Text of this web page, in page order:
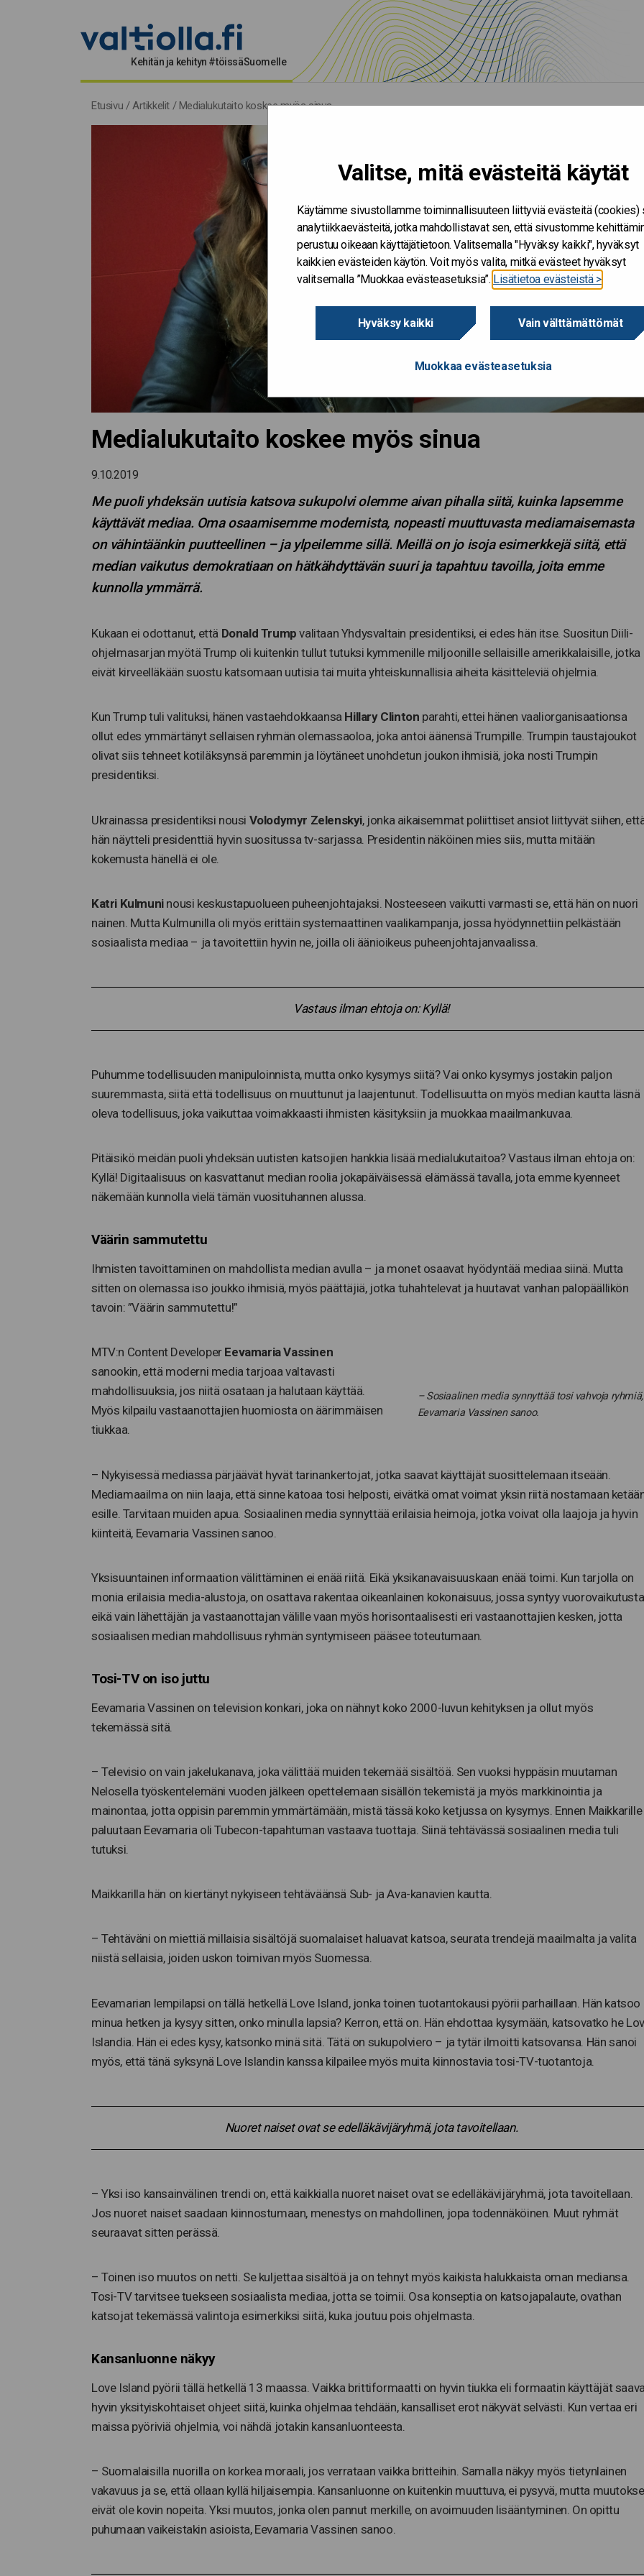
Valitse, mitä evästeitä käytät
Käytämme sivustollamme toiminnallisuuteen liittyviä evästeitä (cookies)
analytiikkaevästeitä, jotka mahdollistavat sen, että sivustomme
perustuu oikeaan käyttäjätietoon. Valitsemalla "Hyväksy kaikki", hyväksyt
kaikkien evästeiden käytön. Voit myös valita, mitkä evästeet hyväksyt
valitsemalla ”Muokkaa evästeasetuksia”. Lisätietoa evästeistä >
Hyväksy kaikki Vain välttämättömät
Muokkaa evästeasetuksia
Kehitän ja kehityn #töissäSuomelle
Etusivu /Artikkelit / Medialukutaito koskee myös sinua
Medialukutaito koskee myös sinua
9.10.2019
Me puoli yhdeksän uutisia katsova sukupolvi olemme aivan pihalla siitä, kuinka lapsemme
käyttävät mediaa. Oma osaamisemme modernista, nopeasti muuttuvasta mediamaisemasta
on vähintäänkin puutteellinen – ja ylpeilemme sillä. Meillä on jo isoja esimerkkejä siitä, että
median vaikutus demokratiaan on hätkähdyttävän suuri ja tapahtuu tavoilla, joita emme
kunnolla ymmärrä.
Kukaan ei odottanut, että Donald Trump valitaan Yhdysvaltain presidentiksi, ei edes hän itse. Suositun Diili-
ohjelmasarjan myötä Trump oli kuitenkin tullut tutuksi kymmenille miljoonille sellaisille amerikkalaisille, jotka
eivät kirveelläkään suostu katsomaan uutisia tai muita yhteiskunnallisia aiheita käsitteleviä ohjelmia.
Kun Trump tuli valituksi, hänen vastaehdokkaansaHillary Clinton parahti, ettei hänen vaaliorganisaationsa
ollut edes ymmärtänyt sellaisen ryhmän olemassaoloa, joka antoi äänensä Trumpille. Trumpin taustajoukot
olivat siis tehneet kotiläksynsä paremmin ja löytäneet unohdetun joukon ihmisiä, joka nosti Trumpin
presidentiksi.
Ukrainassa presidentiksi nousi Volodymyr Zelenskyi, jonka aikaisemmat poliittiset ansiot liittyvät siihen,
hän näytteli presidenttiä hyvin suositussa tv-sarjassa. Presidentin näköinen mies siis, mutta mitään
kokemusta hänellä ei ole.
Katri Kulmuninousi keskustapuolueen puheenjohtajaksi. Nosteeseen vaikutti varmasti se, että hän on nuori
nainen. Mutta Kulmunilla oli myös erittäin systemaattinen vaalikampanja, jossa hyödynnettiin pelkästään
sosiaalista mediaa – ja tavoitettiin hyvin ne, joilla oli äänioikeus puheenjohtajanvaalissa.
Vastaus ilman ehtoja on: Kyllä!
Puhumme todellisuuden manipuloinnista, mutta onko kysymys siitä? Vai onko kysymys jostakin paljon
suuremmasta, siitä että todellisuus on muuttunut ja laajentunut. Todellisuutta on myös median kautta läsnä
oleva todellisuus, joka vaikuttaa voimakkaasti ihmisten käsityksiin ja muokkaa maailmankuvaa.
Pitäisikö meidän puoli yhdeksän uutisten katsojien hankkia lisää medialukutaitoa? Vastaus ilman ehtoja on:
Kyllä! Digitaalisuus on kasvattanut median roolia jokapäiväisessä elämässä tavalla, jota emme kyenneet
näkemään kunnolla vielä tämän vuosituhannen alussa.
Väärin sammutettu
Ihmisten tavoittaminen on mahdollista median avulla – ja monet osaavat hyödyntää mediaa siinä. Mutta
sitten on olemassa iso joukko ihmisiä, myös päättäjiä, jotka tuhahtelevat ja huutavat vanhan palopäällikön
tavoin: ”Väärin sammutettu!”
– Sosiaalinen media synnyttää tosi vahvoja ryhmiä,
Eevamaria Vassinen sanoo.
MTV:n Content DeveloperEevamaria Vassinen
sanookin, että moderni media tarjoaa valtavasti
mahdollisuuksia, jos niitä osataan ja halutaan käyttää.
Myös kilpailu vastaanottajien huomiosta on äärimmäisen
tiukkaa.
– Nykyisessä mediassa pärjäävät hyvät tarinankertojat, jotka saavat käyttäjät suosittelemaan itseään.
Mediamaailma on niin laaja, että sinne katoaa tosi helposti, eivätkä omat voimat yksin riitä nostamaan
esille. Tarvitaan muiden apua. Sosiaalinen media synnyttää erilaisia heimoja, jotka voivat olla laajoja ja hyvin
kiinteitä, Eevamaria Vassinen sanoo.
Yksisuuntainen informaation välittäminen ei enää riitä. Eikä yksikanavaisuuskaan enää toimi. Kun tarjolla on
monia erilaisia media-alustoja, on osattava rakentaa oikeanlainen kokonaisuus, jossa syntyy
eikä vain lähettäjän ja vastaanottajan välille vaan myös horisontaalisesti eri vastaanottajien kesken, jotta
sosiaalisen median mahdollisuus ryhmän syntymiseen pääsee toteutumaan.
Tosi-TV on iso juttu
Eevamaria Vassinen on television konkari, joka on nähnyt koko 2000-luvun kehityksen ja ollut myös
tekemässä sitä.
– Televisio on vain jakelukanava, joka välittää muiden tekemää sisältöä. Sen vuoksi hyppäsin muutaman
Nelosella työskentelemäni vuoden jälkeen opettelemaan sisällön tekemistä ja myös markkinointia ja
mainontaa, jotta oppisin paremmin ymmärtämään, mistä tässä koko ketjussa on kysymys. Ennen Maikkarille
paluutaan Eevamaria oli Tubecon-tapahtuman vastaava tuottaja. Siinä tehtävässä sosiaalinen media tuli
tutuksi.
Maikkarilla hän on kiertänyt nykyiseen tehtäväänsä Sub- ja Ava-kanavien kautta.
– Tehtäväni on miettiä millaisia sisältöjä suomalaiset haluavat katsoa, seurata trendejä maailmalta ja valita
niistä sellaisia, joiden uskon toimivan myös Suomessa.
Eevamarian lempilapsi on tällä hetkellä Love Island, jonka toinen tuotantokausi pyörii parhaillaan. Hän katsoo
minua hetken ja kysyy sitten, onko minulla lapsia? Kerron, että on. Hän ehdottaa kysymään, katsovatko he
Islandia. Hän ei edes kysy, katsonko minä sitä. Tätä on sukupolviero – ja tytär ilmoitti katsovansa. Hän sanoi
myös, että tänä syksynä Love Islandin kanssa kilpailee myös muita kiinnostavia tosi-TV-tuotantoja.
Nuoret naiset ovat se edelläkävijäryhmä, jota tavoitellaan.
– Yksi iso kansainvälinen trendi on, että kaikkialla nuoret naiset ovat se edelläkävijäryhmä, jota tavoitellaan.
Jos nuoret naiset saadaan kiinnostumaan, menestys on mahdollinen, jopa todennäköinen. Muut ryhmät
seuraavat sitten perässä.
– Toinen iso muutos on netti. Se kuljettaa sisältöä ja on tehnyt myös kaikista halukkaista oman mediansa.
Tosi-TV tarvitsee tuekseen sosiaalista mediaa, jotta se toimii. Osa konseptia on katsojapalaute, ovathan
katsojat tekemässä valintoja esimerkiksi siitä, kuka joutuu pois ohjelmasta.
Kansanluonne näkyy
Love Island pyörii tällä hetkellä 13 maassa. Vaikka brittiformaatti on hyvin tiukka eli formaatin käyttäjät
hyvin yksityiskohtaiset ohjeet siitä, kuinka ohjelmaa tehdään, kansalliset erot näkyvät selvästi. Kun vertaa eri
maissa pyöriviä ohjelmia, voi nähdä jotakin kansanluonteesta.
– Suomalaisilla nuorilla on korkea moraali, jos verrataan vaikka britteihin. Samalla näkyy myös tietynlainen
vakavuus ja se, että ollaan kyllä hiljaisempia. Kansanluonne on kuitenkin muuttuva, ei pysyvä, mutta
eivät ole kovin nopeita. Yksi muutos, jonka olen pannut merkille, on avoimuuden lisääntyminen. On opittu
puhumaan vaikeistakin asioista, Eevamaria Vassinen sanoo.